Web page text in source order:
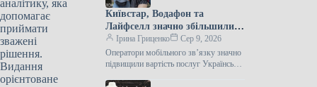
аналітику, яка
допомагає
приймати
зважені
рішення.
Видання
орієнтоване
Київстар, Водафон та
Лайфселл значно збільшили
вартість послуг з початку
війни.
Ірина Гриценко
Сер 9, 2026
Оператори мобільного зв’язку значно
підвищили вартість послуг Українські